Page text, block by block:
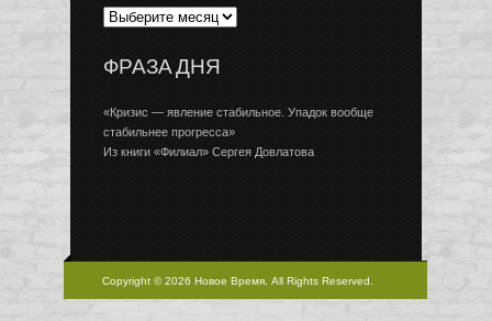
ФРАЗА ДНЯ
«Кризис — явление стабильное. Упадок вообще
стабильнее прогресса»
Из книги «Филиал» Сергея Довлатова
Copyright © 2026 Новое Время, All Rights Reserved.